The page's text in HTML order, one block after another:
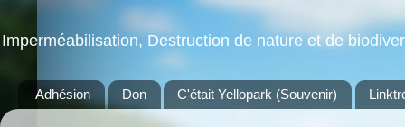
Imperméabilisation, Destruction de nature et de
Adhésion Don C'était Yellopark (Souvenir)